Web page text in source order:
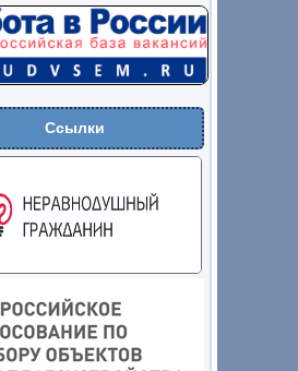
Ссылки